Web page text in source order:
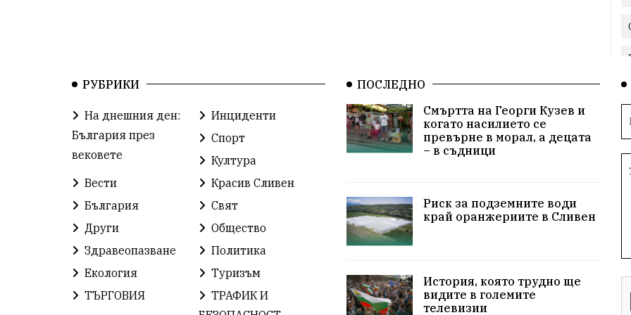
РУБРИКИ
На днешния ден:
България през
вековете
Инциденти
Спорт
Култура
Вести
Красив Сливен
България
Свят
Други
Общество
Здравеопазване
Политика
Екология
Туризъм
ТЪРГОВИЯ
ТРАФИК И
ПОСЛЕДНО
Смъртта на Георги Кузев и
когато насилието се
превърне в морал, а децата
– в съдници
Риск за подземните води
край оранжериите в Сливен
История, която трудно ще
видите в големите
телевизии